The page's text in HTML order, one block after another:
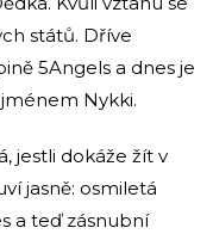
států. Dříve
5Angels a dnes je
Nykki.
jestli dokáže žít v
jasně: osmiletá
a teď zásnubní